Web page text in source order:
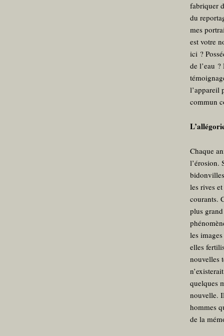
fabriquer
du
mes
est votre
ici ?
de l’eau
l’appareil
commun
Chaque
l’érosion.
les rives
courants.
plus
les
elles
nouvelles
quelques
nouvelle.
hommes
de la